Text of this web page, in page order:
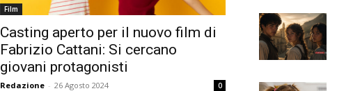
Film
Casting aperto per il nuovo film di
Fabrizio Cattani: Si cercano
giovani protagonisti
Redazione - 26 Agosto 2024 0